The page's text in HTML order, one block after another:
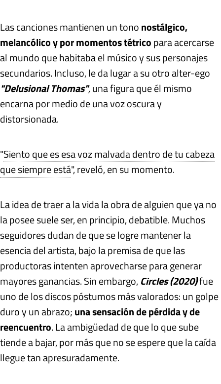
Las canciones mantienen un tononostálgico,
melancólico y por momentos tétricopara acercarse
al mundo que habitaba el músico y sus personajes
secundarios. Incluso, le da lugar a su otro alter-ego
"Delusional Thomas",una figura que él mismo
encarna por medio de una voz oscura y
distorsionada.
"Siento que es esa voz malvada dentro de tu cabeza
que siempre está", reveló, en su momento.
La idea de traer a la vida la obra de alguien que ya no
la posee suele ser, en principio, debatible. Muchos
seguidores dudan de que se logre mantener la
esencia del artista, bajo la premisa de que las
productoras intenten aprovecharse para generar
mayores ganancias. Sin embargo, Circles (2020)fue
uno de los discos póstumos más valorados: un golpe
duro y un abrazo;una sensación de pérdida y de
reencuentro. La ambigüedad de que lo que sube
tiende a bajar, por más que no se espere que la caída
llegue tan apresuradamente.